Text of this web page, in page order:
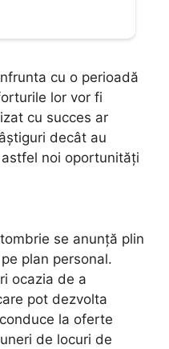
cu o perioadă
lor vor fi
cu succes ar
decât au
noi oportunități
se anunță plin
plan personal.
ocazia de a
pot dezvolta
la oferte
de locuri de